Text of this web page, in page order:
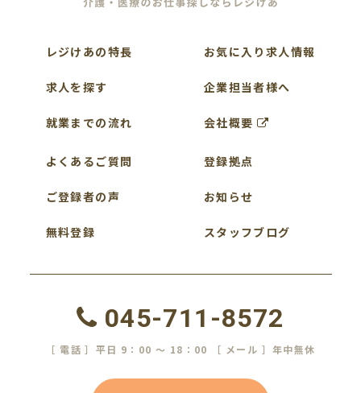
レジけあの特長
求人を探す
就業までの流れ
よくあるご質問
ご登録者の声
無料登録
お気に入り求人情報
企業担当者様へ
会社概要
登録拠点
お知らせ
スタッフブログ
045-711-8572
［ 電話 ］平日 9：00 ～ 18：00 ［ メール ］年中無休